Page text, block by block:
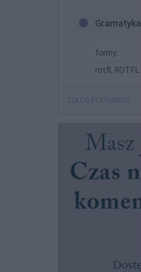
Gramatyka
formy:
rotfl; ROTFL
ZGŁOŚ POPRAWKĘ